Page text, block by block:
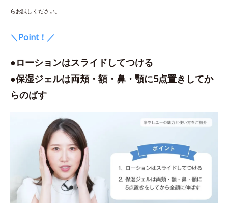
らお試しください。
＼Point！／
●ローションはスライドしてつける
●保湿ジェルは両頬・額・鼻・顎に5点置きしてか
らのばす